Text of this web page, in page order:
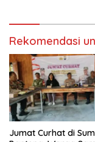
Rekomendasi
Jumat Curhat di